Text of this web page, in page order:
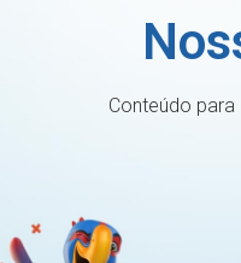
Conteúdo